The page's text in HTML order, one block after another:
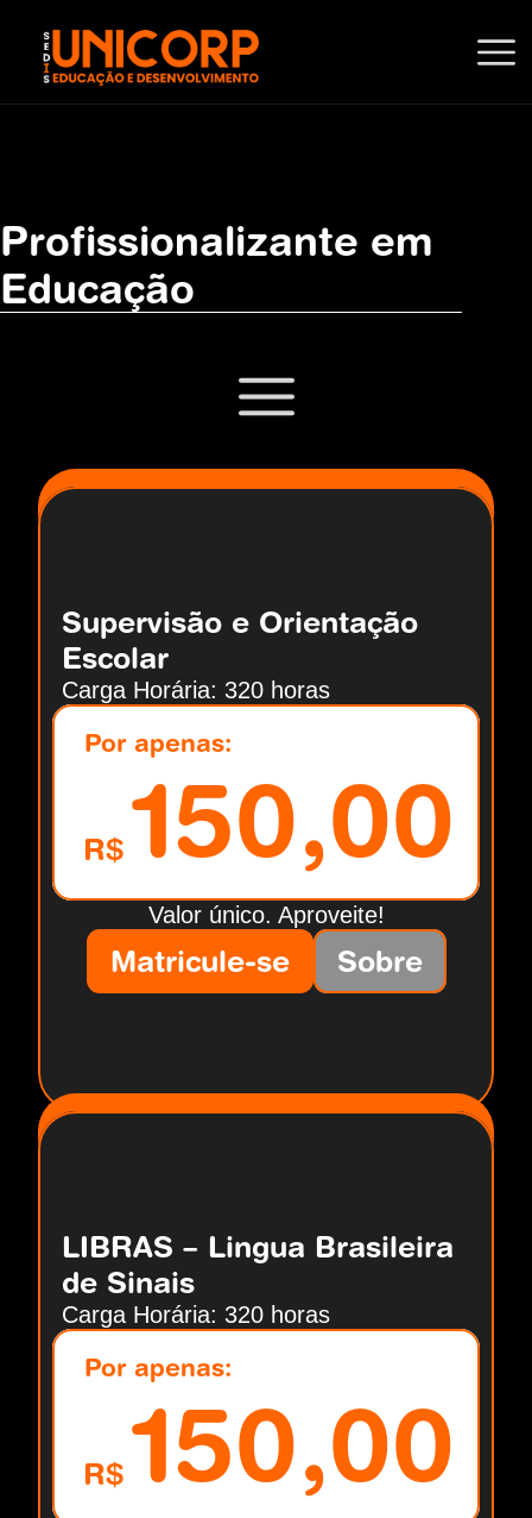
Profissionalizante em
Educação
Supervisão e Orientação
Escolar
Carga Horária: 320 horas
R$ 150,00
Por apenas:
Valor único. Aproveite!
Matricule-se Sobre
LIBRAS – Lingua Brasileira
de Sinais
Carga Horária: 320 horas
R$ 150,00
Por apenas: